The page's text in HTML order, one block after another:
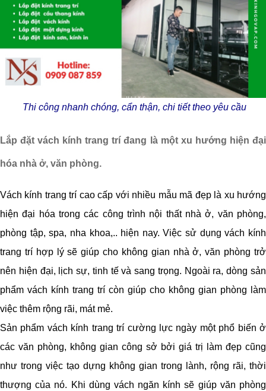
Thi công nhanh chóng, cẩn thận, chi tiết theo yêu cầu
Lắp đặt vách kính trang trí đang là một xu hướng hiện đại
hóa nhà ở, văn phòng.
Vách kính trang trí cao cấp với nhiều mẫu mã đẹp là xu hướng
hiện đại hóa trong các công trình nội thất nhà ở, văn phòng,
phòng tập, spa, nha khoa,.. hiện nay. Việc sử dụng vách kính
trang trí hợp lý sẽ giúp cho không gian nhà ở, văn phòng trở
nên hiện đại, lịch sự, tinh tế và sang trọng. Ngoài ra, dòng sản
phẩm vách kính trang trí còn giúp cho không gian phòng làm
việc thêm rộng rãi, mát mẻ.
Sản phẩm vách kính trang trí cường lực ngày một phổ biến ở
các văn phòng, không gian công sở bởi giá trị làm đẹp cũng
như trong việc tạo dựng không gian trong lành, rộng rãi, thời
thượng của nó. Khi dùng vách ngăn kính sẽ giúp văn phòng